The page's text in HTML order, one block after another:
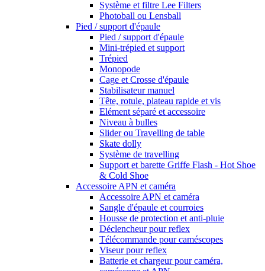
Système et filtre Lee Filters
Photoball ou Lensball
Pied / support d'épaule
Pied / support d'épaule
Mini-trépied et support
Trépied
Monopode
Cage et Crosse d'épaule
Stabilisateur manuel
Tête, rotule, plateau rapide et vis
Elément séparé et accessoire
Niveau à bulles
Slider ou Travelling de table
Skate dolly
Système de travelling
Support et barette Griffe Flash - Hot Shoe
& Cold Shoe
Accessoire APN et caméra
Accessoire APN et caméra
Sangle d'épaule et courroies
Housse de protection et anti-pluie
Déclencheur pour reflex
Télécommande pour caméscopes
Viseur pour reflex
Batterie et chargeur pour caméra,